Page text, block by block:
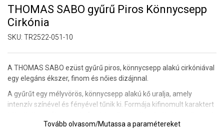
THOMAS SABO gyűrű Piros Könnycsepp
Cirkónia
SKU: TR2522-051-10
A THOMAS SABO ezüst gyűrű piros, könnycsepp alakú cirkóniával
egy elegáns ékszer, finom és nőies dizájnnal.
A gyűrűt egy mélyvörös, könnycsepp alakú kő uralja, amely
intenzív színével és fényével tűnik ki. Formája kifinomult karaktert
a követ, és harmonikus, időtlen megjelenést kölcsönöz.
Tovább olvasom/Mutassa a paramétereket